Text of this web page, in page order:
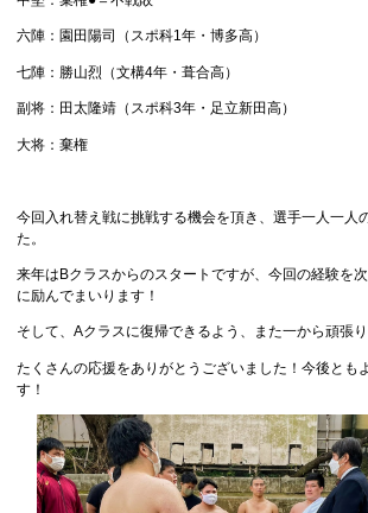
六陣：園田陽司（スポ科1年・博多高）
七陣：勝山烈（文構4年・葺合高）
副将：田太隆靖（スポ科3年・足立新田高）
大将：棄権
今回入れ替え戦に挑戦する機会を頂き、選手一人一人
た。
来年はBクラスからのスタートですが、今回の経験を
に励んでまいります！
そして、Aクラスに復帰できるよう、また一から頑張り
たくさんの応援をありがとうございました！今後とも
す！